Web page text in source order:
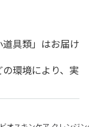
具類」はお届け
環境により、実